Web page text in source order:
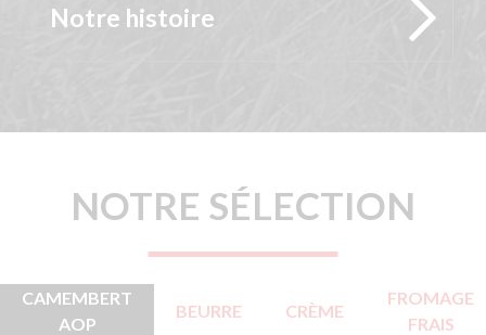
Notre histoire
NOTRE SÉLECTION
CAMEMBERT
AOP
BEURRE CRÈME
FROMAGE
FRAIS